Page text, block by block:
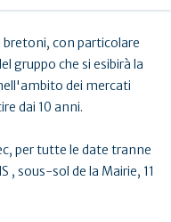
con particolare
gruppo che si esibirà la
dei mercati
dai 10 anni.
per tutte le date tranne
, sous-sol de la Mairie, 11